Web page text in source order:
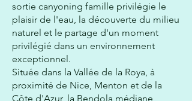
sortie canyoning famille privilégie le
plaisir de l'eau, la découverte du milieu
naturel et le partage d'un moment
privilégié dans un environnement
exceptionnel.
Située dans la Vallée de la Roya, à
proximité de Nice, Menton et de la
Côte d'Azur, la Bendola médiane